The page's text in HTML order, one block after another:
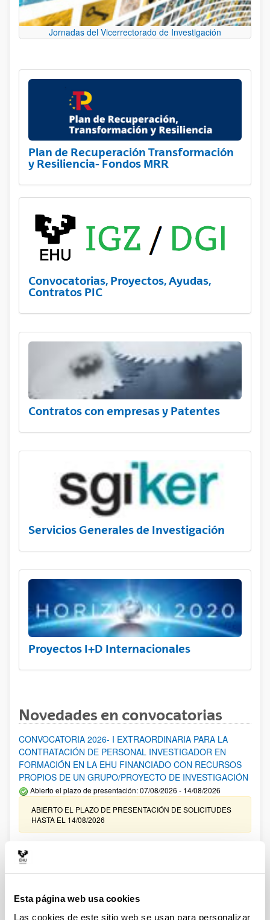
Esta página web usa cookies
Las cookies de este sitio web se usan para personalizar
Jornadas del Vicerrectorado de Investigación
Plan de Recuperación Transformación
y Resiliencia- Fondos MRR
Convocatorias, Proyectos, Ayudas,
Contratos PIC
Contratos con empresas y Patentes
Servicios Generales de Investigación
Proyectos I+D Internacionales
Novedades en convocatorias
CONVOCATORIA 2026- I EXTRAORDINARIA PARA LA
CONTRATACIÓN DE PERSONAL INVESTIGADOR EN
FORMACIÓN EN LA EHU FINANCIADO CON RECURSOS
PROPIOS DE UN GRUPO/PROYECTO DE INVESTIGACIÓN
Abierto el plazo de presentación: 07/08/2026 - 14/08/2026
ABIERTO EL PLAZO DE PRESENTACIÓN DE SOLICITUDES
HASTA EL 14/08/2026
Ayudas para financiación de la adquisición y renovación de
infraestructura científica y fondos bibliográficos en la
UPV/EHU 2026
25/03/2026: Corrección de errores del listado provisional de
solicitudes admitidas y excluidas. 23/03/2026: Relación